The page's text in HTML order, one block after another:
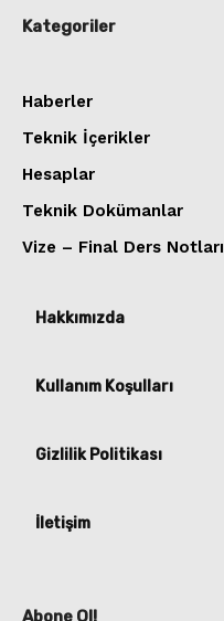
Kategoriler
Haberler
Teknik İçerikler
Hesaplar
Teknik Dokümanlar
Vize – Final Ders Notları
Hakkımızda
Kullanım Koşulları
Gizlilik Politikası
İletişim
Abone Ol!